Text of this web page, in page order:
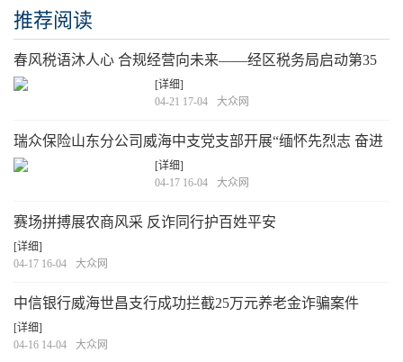
推荐阅读
春风税语沐人心 合规经营向未来——经区税务局启动第35
个全国税收宣传月活动[详细]
04-21 17-04
大众网
瑞众保险山东分公司威海中支党支部开展“缅怀先烈志 奋进
新征程”主题活动
[详细]
04-17 16-04
大众网
赛场拼搏展农商风采 反诈同行护百姓平安
[详细]
04-17 16-04
大众网
中信银行威海世昌支行成功拦截25万元养老金诈骗案件
[详细]
04-16 14-04
大众网